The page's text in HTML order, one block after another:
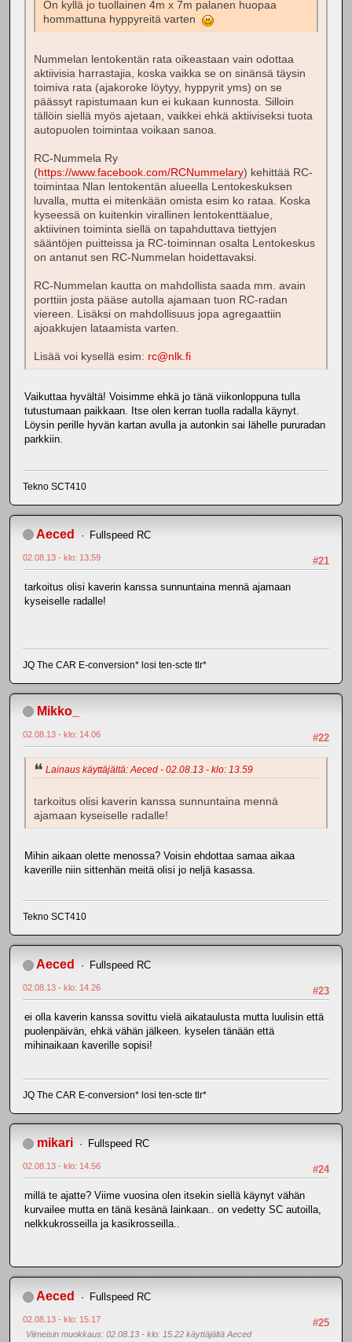
On kyllä jo tuollainen 4m x 7m palanen huopaa
hommattuna hyppyreitä varten
Nummelan lentokentän rata oikeastaan vain odottaa
aktiivisia harrastajia, koska vaikka se on sinänsä täysin
toimiva rata (ajakoroke löytyy, hyppyrit yms) on se
päässyt rapistumaan kun ei kukaan kunnosta. Silloin
tällöin siellä myös ajetaan, vaikkei ehkä aktiiviseksi tuota
autopuolen toimintaa voikaan sanoa.
RC-Nummela Ry
(https://www.facebook.com/RCNummelary) kehittää RC-
toimintaa Nlan lentokentän alueella Lentokeskuksen
luvalla, mutta ei mitenkään omista esim ko rataa. Koska
kyseessä on kuitenkin virallinen lentokenttäalue,
aktiivinen toiminta siellä on tapahduttava tiettyjen
sääntöjen puitteissa ja RC-toiminnan osalta Lentokeskus
on antanut sen RC-Nummelan hoidettavaksi.
RC-Nummelan kautta on mahdollista saada mm. avain
porttiin josta pääse autolla ajamaan tuon RC-radan
viereen. Lisäksi on mahdollisuus jopa agregaattiin
ajoakkujen lataamista varten.
Lisää voi kysellä esim: rc@nlk.fi
Vaikuttaa hyvältä! Voisimme ehkä jo tänä viikonloppuna tulla
tutustumaan paikkaan. Itse olen kerran tuolla radalla käynyt.
Löysin perille hyvän kartan avulla ja autonkin sai lähelle pururadan
parkkiin.
Tekno SCT410
Aeced Fullspeed RC
#21
02.08.13 - klo: 13.59
tarkoitus olisi kaverin kanssa sunnuntaina mennä ajamaan
kyseiselle radalle!
JQ The CAR E-conversion* losi ten-scte tlr*
Mikko_
#22
02.08.13 - klo: 14.06
Lainaus käyttäjältä: Aeced - 02.08.13 - klo: 13.59
tarkoitus olisi kaverin kanssa sunnuntaina mennä
ajamaan kyseiselle radalle!
Mihin aikaan olette menossa? Voisin ehdottaa samaa aikaa
kaverille niin sittenhän meitä olisi jo neljä kasassa.
Tekno SCT410
Aeced Fullspeed RC
#23
02.08.13 - klo: 14.26
ei olla kaverin kanssa sovittu vielä aikataulusta mutta luulisin että
puolenpäivän, ehkä vähän jälkeen. kyselen tänään että
mihinaikaan kaverille sopisi!
JQ The CAR E-conversion* losi ten-scte tlr*
mikari Fullspeed RC
#24
02.08.13 - klo: 14.56
millä te ajatte? Viime vuosina olen itsekin siellä käynyt vähän
kurvailee mutta en tänä kesänä lainkaan.. on vedetty SC autoilla,
nelkkukrosseilla ja kasikrosseilla..
Aeced Fullspeed RC
#25
02.08.13 - klo: 15.17
Viimeisin muokkaus: 02.08.13 - klo: 15.22 käyttäjältä Aeced